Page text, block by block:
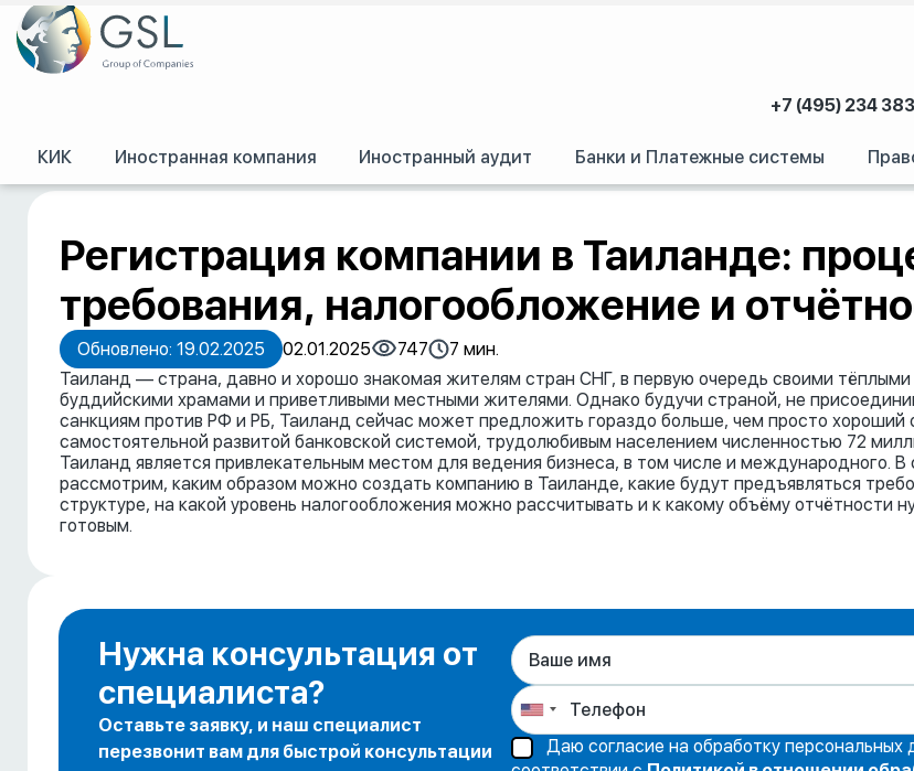
+7 (495) 234
КИК Иностранная компания Иностранный аудит Банки и Платежные системы
GSL/Пресс-центр/Публикации /Регистрация компании в Таиланде: процедура, требования, налогообложение и отчётность
Регистрация компании в Таиланде:
требования, налогообложение и
Обновлено: 19.02.2025 02.01.2025 747
7 мин.
Таиланд — страна, давно и хорошо знакомая жителям стран СНГ, в первую очередь своими
буддийскими храмами и приветливыми местными жителями. Однако будучи страной, не
санкциям против РФ и РБ, Таиланд сейчас может предложить гораздо больше, чем просто хороший
самостоятельной развитой банковской системой, трудолюбивым населением численностью 72
Таиланд является привлекательным местом для ведения бизнеса, в том числе и международного. В
рассмотрим, каким образом можно создать компанию в Таиланде, какие будут предъявляться
структуре, на какой уровень налогообложения можно рассчитывать и к какому объёму отчётности
готовым.
Нужна консультация от
специалиста?
Оставьте заявку, и наш специалист
перезвонит вам для быстрой консультации
Даю согласие на обработку персональных